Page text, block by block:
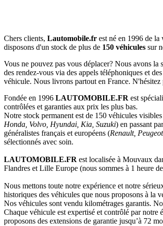
Chers clients, Lautomobile.fr est né en 1996 de la
disposons d'un stock de plus de 150 véhicules sur
Vous ne pouvez pas vous déplacer? Nous avons la
des rendez-vous via des appels téléphoniques et
véhicule. Nous livrons partout en France.
Fondée en 1996 LAUTOMOBILE.FR est
contrôlées et garanties aux prix les plus bas.
Notre stock permanent est de 150 véhicules
Honda, Volvo, Hyundai, Kia, Suzuki) en passant
généralistes français et européens (Renault,
sélectionnés avec soin.
LAUTOMOBILE.FR est localisée à Mouvaux
Flandres et Lille Europe (nous sommes à 1 heure
Nous mettons toute notre expérience et notre
historiques des véhicules que nous proposons à la
Nos véhicules sont vendu kilométrages garantis.
Chaque véhicule est expertisé et contrôlé par notre
proposons des extensions de garantie jusqu’à 72